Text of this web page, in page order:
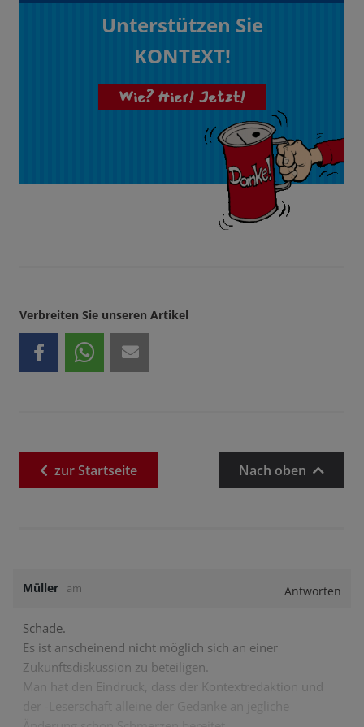
Unterstützen Sie
KONTEXT!
Wie? Hier! Jetzt!
Verbreiten Sie unseren Artikel
zurStartseite Nach oben
Müller am Antworten
Schade.
Es ist anscheinend nicht möglich sich an einer
Zukunftsdiskussion zu beteiligen.
Man hat den Eindruck, dass der Kontextredaktion und